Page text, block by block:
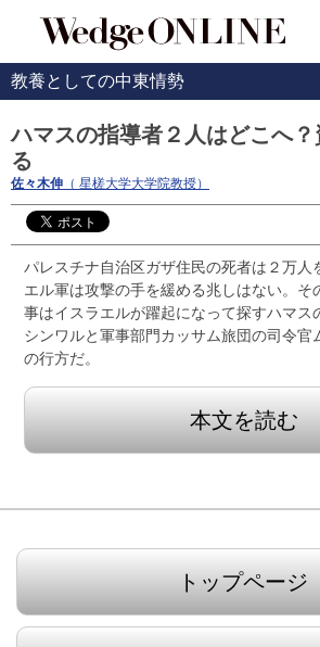
教養としての中東情勢
ハマスの指導者２人はどこへ
る
佐々木伸 （ 星槎大学大学院教授）
パレスチナ自治区ガザ住民の死者は２万人
エル軍は攻撃の手を緩める兆しはない。そ
事はイスラエルが躍起になって探すハマス
シンワルと軍事部門カッサム旅団の司令官
の行方だ。
本文を読む
トップページ